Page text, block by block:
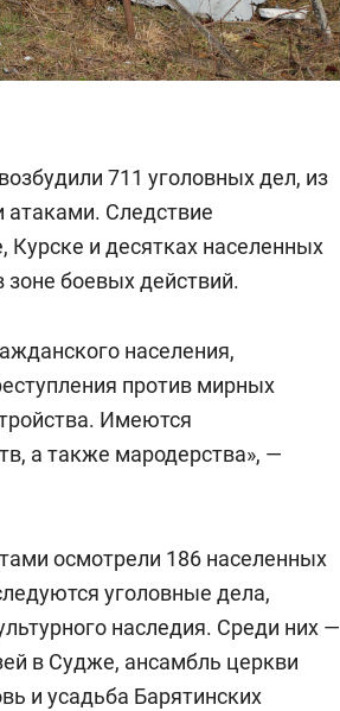
711 уголовных дел, из
атаками. Следствие
и десятках населенных
зоне боевых действий.
населения,
против мирных
Имеются
а также мародерства», —
осмотрели 186 населенных
уголовные дела,
наследия. Среди них —
в Судже, ансамбль церкви
и усадьба Барятинских